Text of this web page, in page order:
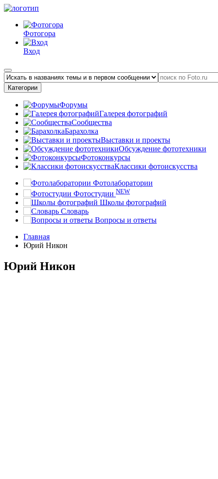
Фотогора
Вход
Категории
Форумы
Галерея фотографий
Сообщества
Барахолка
Выставки и проекты
Обсуждение фототехники
Фотоконкурсы
Классики фотоискусства
Фотолаборатории
Фотостудии NEW
Школы фотографий
Словарь
Вопросы и ответы
Главная
Юрий Никон
Юрий Никон